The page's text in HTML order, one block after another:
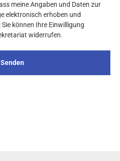
meine Angaben und Daten zur
elektronisch erhoben und
können Ihre Einwilligung
widerrufen.